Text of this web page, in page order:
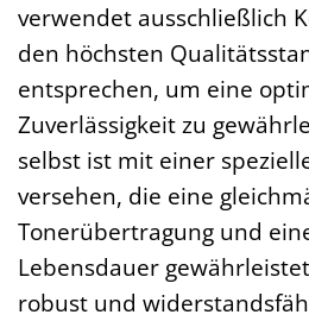
verwendet ausschließlich
den höchsten
entsprechen, um eine
Zuverlässigkeit zu
selbst ist mit einer
versehen, die eine
Tonerübertragung und
Lebensdauer
robust und